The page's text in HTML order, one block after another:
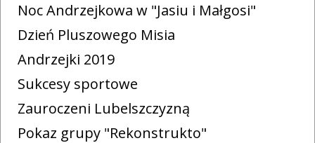
Noc Andrzejkowa w "Jasiu i Małgosi"
Dzień Pluszowego Misia
Andrzejki 2019
Sukcesy sportowe
Zauroczeni Lubelszczyzną
Pokaz grupy "Rekonstrukto"